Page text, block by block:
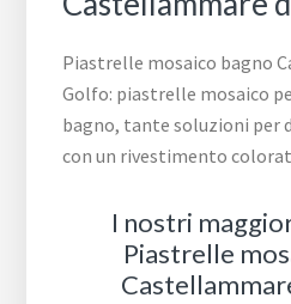
Piastrelle mosaico bagno
Golfo: piastrelle mosaico
bagno, tante soluzioni per
con un rivestimento
I nostri
Piastrelle